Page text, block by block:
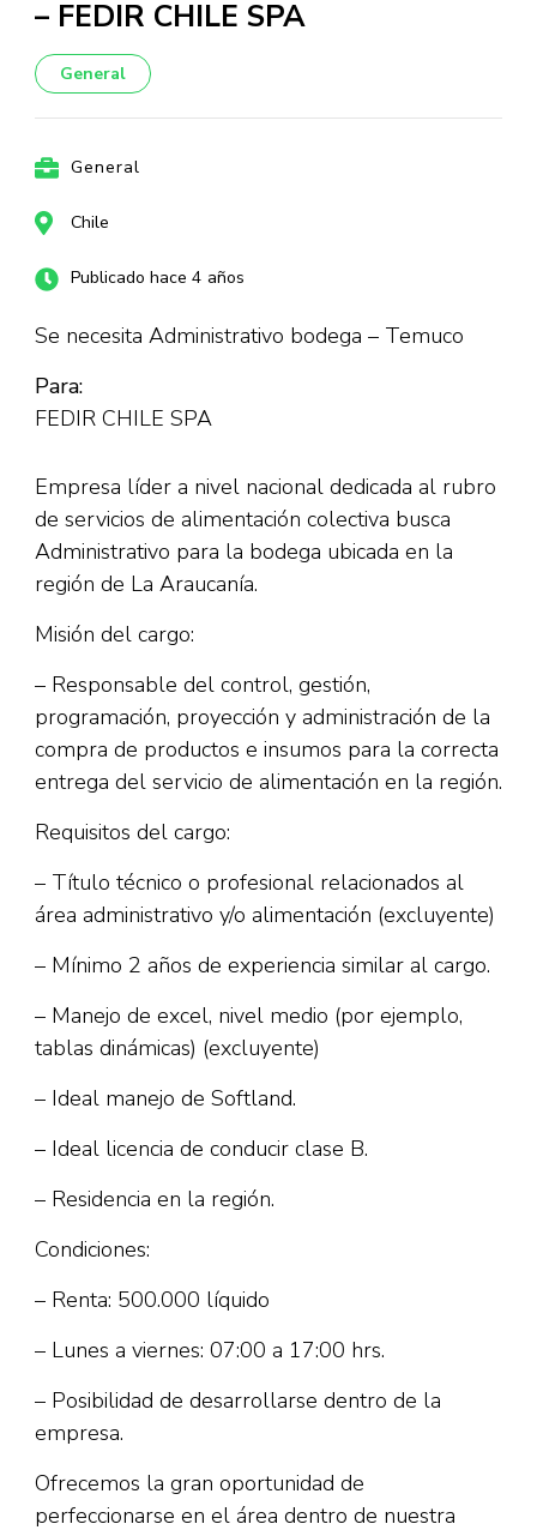
– FEDIR CHILE SPA
General
General
Chile
Publicado hace 4 años
Se necesita Administrativo bodega – Temuco
Para:
FEDIR CHILE SPA
Empresa líder a nivel nacional dedicada al rubro
de servicios de alimentación colectiva busca
Administrativo para la bodega ubicada en la
región de La Araucanía.
Misión del cargo:
– Responsable del control, gestión,
programación, proyección y administración de la
compra de productos e insumos para la correcta
entrega del servicio de alimentación en la región.
Requisitos del cargo:
– Título técnico o profesional relacionados al
área administrativo y/o alimentación (excluyente)
– Mínimo 2 años de experiencia similar al cargo.
– Manejo de excel, nivel medio (por ejemplo,
tablas dinámicas) (excluyente)
– Ideal manejo de Softland.
– Ideal licencia de conducir clase B.
– Residencia en la región.
Condiciones:
– Renta: 500.000 líquido
– Lunes a viernes: 07:00 a 17:00 hrs.
– Posibilidad de desarrollarse dentro de la
empresa.
Ofrecemos la gran oportunidad de
perfeccionarse en el área dentro de nuestra